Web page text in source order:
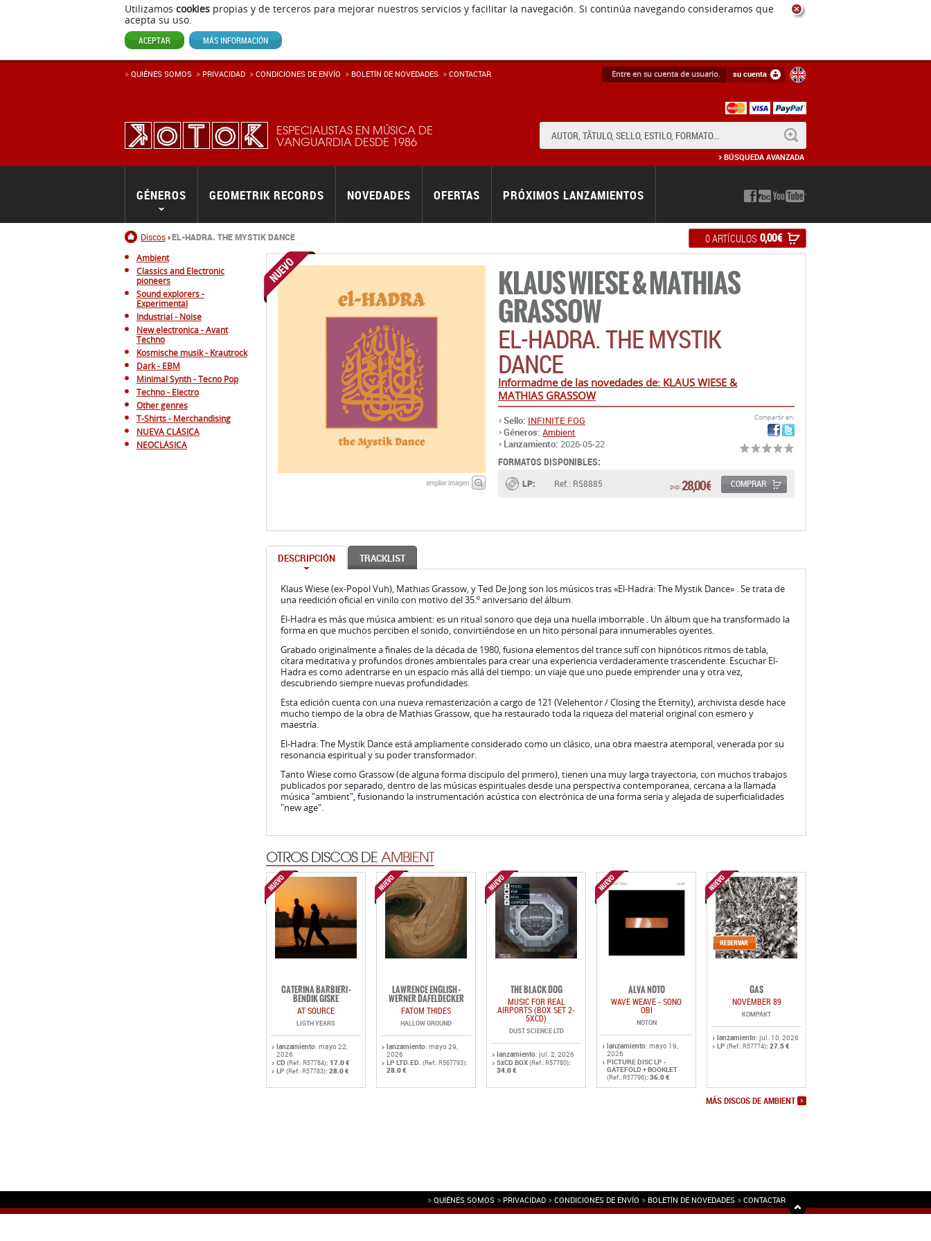
Utilizamos cookies propias y de terceros para mejorar nuestros servicios y facilitar la navegación. Si continúa navegando consideramos que
acepta su uso.
ACEPTAR MÁS INFORMACIÓN
ESPECIALISTAS EN MÚSICA DE
VANGUARDIA DESDE 1986
Inicio
Discos EL-HADRA. THE MYSTIK DANCE
Entre en su cuenta de usuario. su cuenta
BÚSQUEDA AVANZADA
0 ARTÍCULOS 0,00 €
GÉNEROS GEOMETRIK RECORDS NOVEDADES OFERTAS PRÓXIMOS LANZAMIENTOS
QUIÉNES SOMOS PRIVACIDAD CONDICIONES DE ENVÍ­O BOLETÍN DE NOVEDADES CONTACTAR
Ambient
Classics and Electronic
pioneers
Sound explorers -
Experimental
Industrial - Noise
New electronica - Avant
Techno
Kosmische musik - Krautrock
Dark - EBM
Minimal Synth - Tecno Pop
Techno - Electro
Other genres
T-Shirts - Merchandising
NUEVA CLÁSICA
NEOCLÁSICA
KLAUS WIESE & MATHIAS
GRASSOW
EL-HADRA. THE MYSTIK
DANCE
Informadme de las novedades de: KLAUS WIESE &
MATHIAS GRASSOW
ampliar imagen
Sello: INFINITE FOG
Géneros: Ambient
Lanzamiento: 2026-05-22
Compartir en:
FORMATOS DISPONIBLES:
LP: Ref.: R58885 pvp:28,00 € COMPRAR
DESCRIPCIÓN TRACKLIST
Klaus Wiese (ex-Popol Vuh), Mathias Grassow, y Ted De Jong son los músicos tras «El-Hadra: The Mystik Dance» . Se trata de
una reedición oficial en vinilo con motivo del 35.º aniversario del álbum.
El-Hadra es más que música ambient: es un ritual sonoro que deja una huella imborrable . Un álbum que ha transformado la
forma en que muchos perciben el sonido, convirtiéndose en un hito personal para innumerables oyentes.
Grabado originalmente a finales de la década de 1980, fusiona elementos del trance sufí con hipnóticos ritmos de tabla,
cítara meditativa y profundos drones ambientales para crear una experiencia verdaderamente trascendente. Escuchar El-
Hadra es como adentrarse en un espacio más allá del tiempo: un viaje que uno puede emprender una y otra vez,
descubriendo siempre nuevas profundidades.
Esta edición cuenta con una nueva remasterización a cargo de 121 (Velehentor / Closing the Eternity), archivista desde hace
mucho tiempo de la obra de Mathias Grassow, que ha restaurado toda la riqueza del material original con esmero y
maestría.
El-Hadra: The Mystik Dance está ampliamente considerado como un clásico, una obra maestra atemporal, venerada por su
resonancia espiritual y su poder transformador.
Tanto Wiese como Grassow (de alguna forma discipulo del primero), tienen una muy larga trayectoria, con muchos trabajos
publicados por separado, dentro de las músicas espirituales desde una perspectiva contemporanea, cercana a la llamada
música "ambient", fusionando la instrumentación acústica con electrónica de una forma seria y alejada de superficialidades
"new age".
OTROS DISCOS DEAMBIENT
CATERINA BARBIERI -
BENDIK GISKE
AT SOURCE
LIGTH YEARS
lanzamiento: mayo 22,
2026
CD (Ref.: R57784): 17.0 €
LP (Ref.: R57783): 28.0 €
LAWRENCE ENGLISH -
WERNER DAFELDECKER
FATOM THIDES
HALLOW GROUND
lanzamiento: mayo 29,
2026
LP LTD.ED. (Ref.: R567793):
28.0 €
THE BLACK DOG
MUSIC FOR REAL
AIRPORTS (BOX SET 2-
5XCD)
DUST SCIENCE LTD
lanzamiento: jul. 2, 2026
5xCD BOX(Ref.: R57780):
34.0 €
ALVA NOTO
WAVE WEAVE - SONO
OBI
NOTON
lanzamiento: mayo 19,
2026
PICTURE DISC LP -
GATEFOLD + BOOKLET
(Ref.: R57796): 36.0 €
GAS
NOVEMBER 89
KOMPAKT
lanzamiento: jul. 10, 2026
LP (Ref.: R57774): 27.5 €
MÁS DISCOS DE AMBIENT
QUIÉNES SOMOS PRIVACIDAD CONDICIONES DE ENVÍO BOLETÍN DE NOVEDADES CONTACTAR